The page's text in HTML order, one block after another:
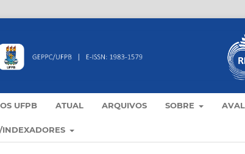
UFPB ATUAL ARQUIVOS SOBRE
INDEXADORES